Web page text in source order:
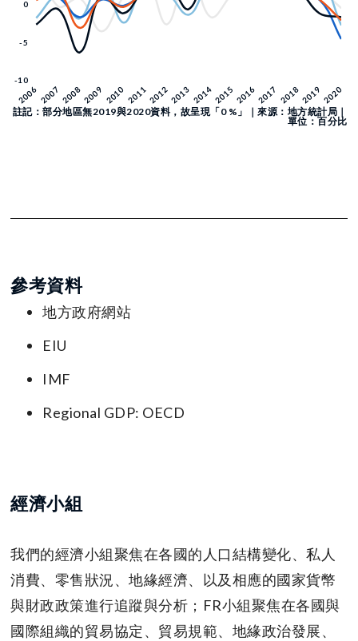
註記：部分地區無2019與2020資料，故呈現「0 %」｜來源：地方統計局｜
單位：百分比
參考資料
地方政府網站
EIU
IMF
Regional GDP: OECD
經濟小組
我們的經濟小組聚焦在各國的人口結構變化、私人
消費、零售狀況、地緣經濟、以及相應的國家貨幣
與財政政策進行追蹤與分析；FR小組聚焦在各國與
國際組織的貿易協定、貿易規範、地緣政治發展、